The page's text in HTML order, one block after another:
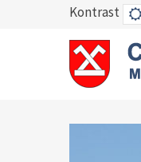
Kontrast